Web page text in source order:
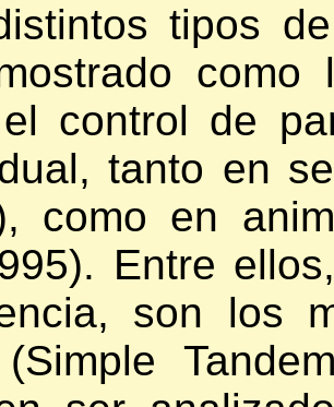
tipos
como
control de
tanto en
como en
Entre
son los